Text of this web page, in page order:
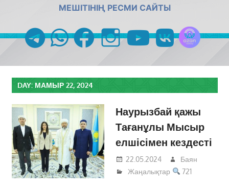
МЕШІТІНІҢ РЕСМИ САЙТЫ
telegramwhatsappfacebookinstagramyoutubevk
DAY: МАМЫР 22, 2024
Наурызбай қажы
Тағанұлы Мысыр
елшісімен кездесті
22.05.2024
Баян
Жаңалықтар
721